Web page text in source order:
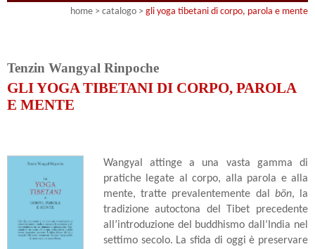
home > catalogo > gli yoga tibetani di corpo, parola e mente
Tenzin Wangyal Rinpoche
GLI YOGA TIBETANI DI CORPO, PAROLA
E MENTE
Wangyal attinge a una vasta gamma di
pratiche legate al corpo, alla parola e alla
mente, tratte prevalentemente dal bön, la
tradizione autoctona del Tibet precedente
all’introduzione del buddhismo dall’India nel
settimo secolo. La sfida di oggi è preservare